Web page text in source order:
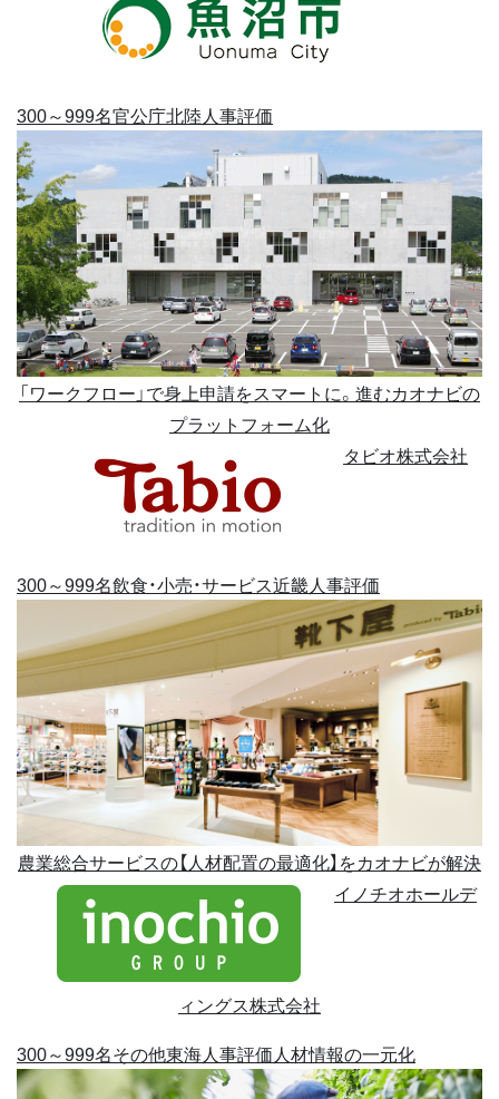
300～999名官公庁北陸人事評価
「ワークフロー」で身上申請をスマートに。進むカオナビの
プラットフォーム化
タビオ株式会社
300～999名飲食・小売・サービス近畿人事評価
農業総合サービスの【人材配置の最適化】をカオナビが解決
イノチオホールデ
ィングス株式会社
300～999名その他東海人事評価人材情報の一元化